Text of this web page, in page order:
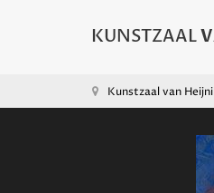
Kunstzaal van